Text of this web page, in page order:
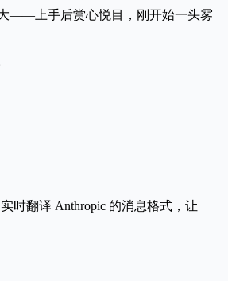
——上手后赏心悦目，刚开始一头雾
时翻译 Anthropic 的消息格式，让